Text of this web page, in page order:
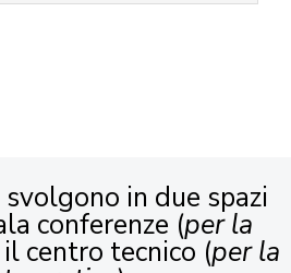
in due spazi
conferenze (per la
il centro tecnico (per la